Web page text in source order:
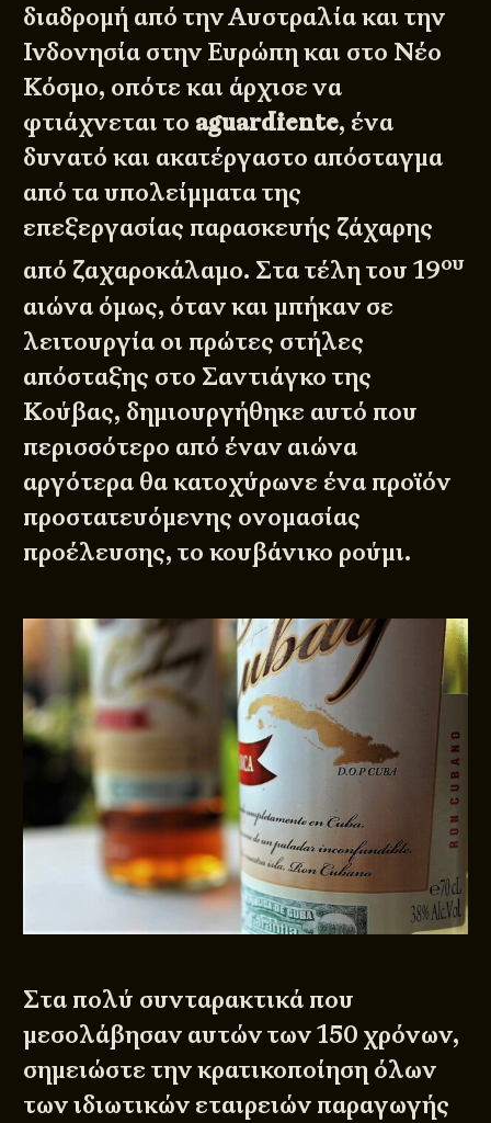
διαδρομή από την Αυστραλία και την
Ινδονησία στην Ευρώπη και στο Νέο
Κόσμο, οπότε και άρχισε να
φτιάχνεται το aguardiente, ένα
δυνατό και ακατέργαστο απόσταγμα
από τα υπολείμματα της
επεξεργασίας παρασκευής ζάχαρης
από ζαχαροκάλαμο. Στα τέλη του 19ου
αιώνα όμως, όταν και μπήκαν σε
λειτουργία οι πρώτες στήλες
απόσταξης στο Σαντιάγκο της
Κούβας, δημιουργήθηκε αυτό που
περισσότερο από έναν αιώνα
αργότερα θα κατοχύρωνε ένα προϊόν
προστατευόμενης ονομασίας
προέλευσης, το κουβάνικο ρούμι.
Στα πολύ συνταρακτικά που
μεσολάβησαν αυτών των 150 χρόνων,
σημειώστε την κρατικοποίηση όλων
των ιδιωτικών εταιρειών παραγωγής